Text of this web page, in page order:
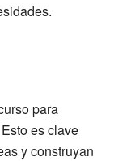
para
es clave
y construyan